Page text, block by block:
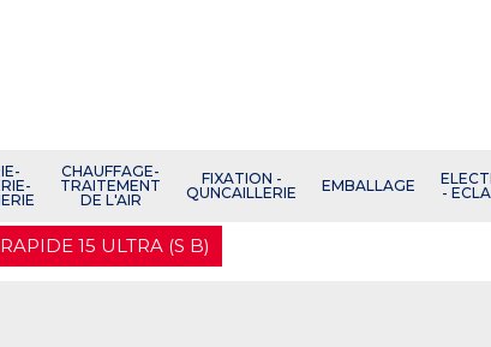
CHAUFFAGE-
TRAITEMENT
DE L'AIR
FIXATION -
QUNCAILLERIE
EMBALLAGE
-
15 ULTRA (S B)